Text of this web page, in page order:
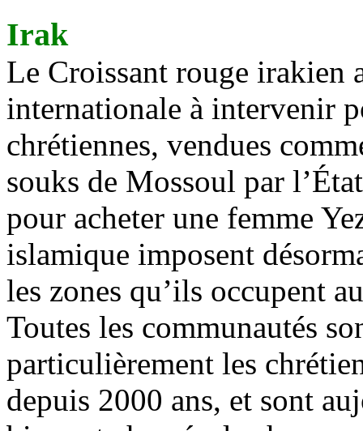
Irak
Le Croissant rouge irakien
internationale à intervenir
chrétiennes, vendues
souks de Mossoul par
pour acheter une femme
islamique imposent
les zones qu’ils occupent
Toutes les communautés
particulièrement les
depuis 2000 ans, et sont